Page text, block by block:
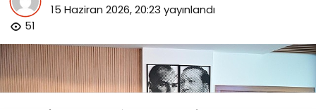
15 Haziran 2026, 20:23 yayınlandı
51